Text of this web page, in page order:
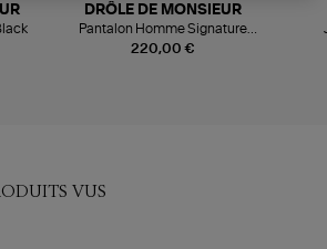
220,00 €
DRÔLE DE MONSIEUR
Pantalon Homme Signature
Noir
VUS